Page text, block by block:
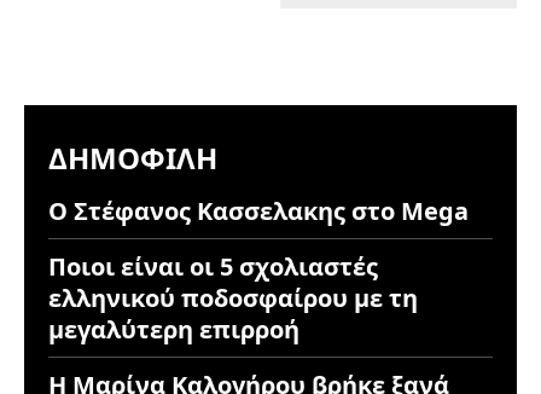
ΔΗΜΟΦΙΛΉ
Ο Στέφανος Κασσελακης στο Mega
Ποιοι είναι οι 5 σχολιαστές
ελληνικού ποδοσφαίρου με τη
μεγαλύτερη επιρροή
Η Μαρίνα Καλογήρου βρήκε ξανά